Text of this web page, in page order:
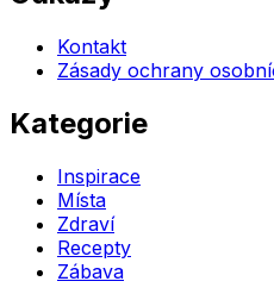
Kontakt
Zásady ochrany
Kategorie
Inspirace
Místa
Zdraví
Recepty
Zábava